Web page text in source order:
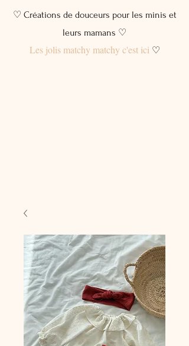
♡ Créations de douceurs pour les minis et
leurs mamans ♡
Les jolis matchy matchy c'est ici♡